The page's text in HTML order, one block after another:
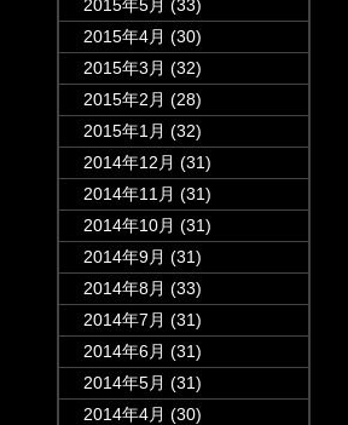
2015年5月 (33)
2015年4月 (30)
2015年3月 (32)
2015年2月 (28)
2015年1月 (32)
2014年12月 (31)
2014年11月 (31)
2014年10月 (31)
2014年9月 (31)
2014年8月 (33)
2014年7月 (31)
2014年6月 (31)
2014年5月 (31)
2014年4月 (30)